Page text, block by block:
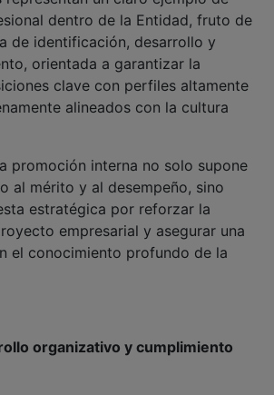
Eurocaja Rural continúa
de crecimiento sostenido y
entorno cada vez más exigente,
de gestión y consolidando
altamente cualificado y alineado
actual, Eurocaja Rural, S.C.C.,
con las exigencias previstas
tanto en la composición de su
en la configuración de su equipo
Rector de la Entidad viene
celebrado en 2024 la paridad de
ha alcanzado su máximo